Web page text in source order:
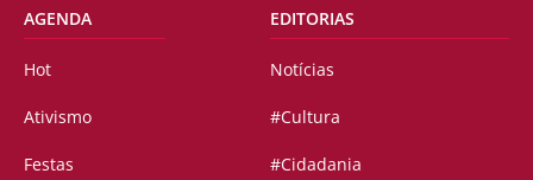
AGENDA
Hot
Ativismo
Festas
EDITORIAS
Notícias
#Cultura
#Cidadania